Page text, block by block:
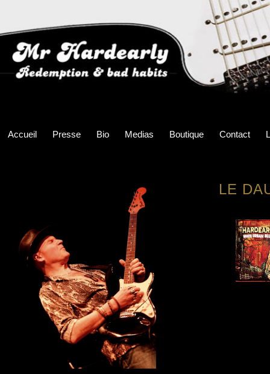
Accueil Presse Bio Medias Boutique Contact
LE